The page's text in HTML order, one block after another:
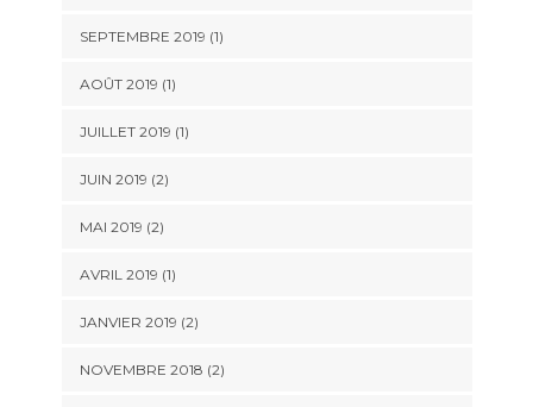
SEPTEMBRE 2019 (1)
AOÛT 2019 (1)
JUILLET 2019 (1)
JUIN 2019 (2)
MAI 2019 (2)
AVRIL 2019 (1)
JANVIER 2019 (2)
NOVEMBRE 2018 (2)